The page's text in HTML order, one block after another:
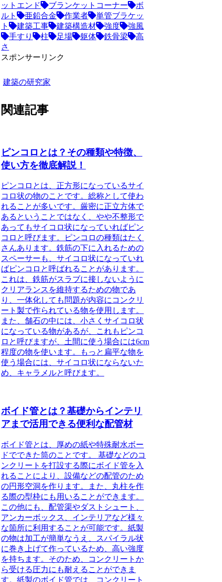
ットエンド
ブランケットコーナー
ボ
ルト
亜鉛合金 作業者
単管ブラケッ
ト
建築工事 建築構造材 強度
強風
手すり
柱 足場 躯体 鉄骨梁
高
さ
スポンサーリンク
建築の研究家
関連記事
ピンコロとは？その種類や特徴、
使い方を徹底解説！
ピンコロとは、正方形になっているサイ
コロ状の物のこと です。総称として使わ
れることが多いです。厳密に正立方体で
あるということではなく、やや不整形で
あってもサイコロ状になっていればピン
コロと呼びます。ピンコロの種類はたく
さんあります。鉄筋の下に入れるための
スペーサーも、サイコロ状になっていれ
ばピンコロと呼ばれることがあります。
これは、鉄筋がスラブに接しないように
クリアランスを維持するための物であ
り、一体化しても問題が内容にコンクリ
ート製で作られている物を使用します。
また、舗石の中には、小さくサイコロ状
になっている物があるが、これもピンコ
ロと呼びますが、土間に使う場合には6cm
程度の物を使います。もっと扁平な物を
使う場合には、サイコロ状にならないた
め、キャラメルと呼びます。
ボイド管とは？基礎からインテリ
アまで活用できる便利な配管材
ボイド管とは、厚めの紙や特殊耐水ボー
ドでできた筒のことです。
基礎などのコ
ンクリートを打設する際にボイド管を入
れることにより、設備などの配管のため
の円形空洞を作ります。また、丸柱を作
る際の型枠にも用いることができます。
この他にも、配管渠やダストシュート、
アンカーボックス、インテリアなど様々
な箇所に利用することが可能です。紙製
の物は加工が簡単なうえ、スパイラル状
に巻き上げて作っているため、高い強度
を持ちます。そのため、コンクリートか
ら受ける圧力にも耐えることができま
す。紙製のボイド管では、コンクリート